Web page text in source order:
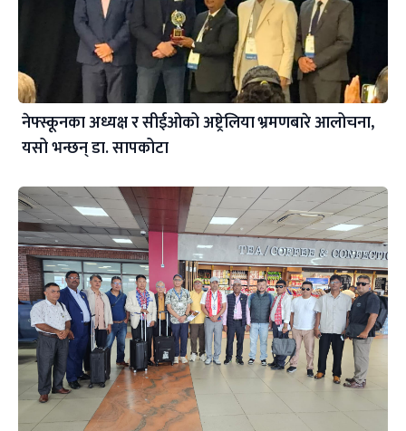
नेफ्स्कूनका अध्यक्ष र सीईओको अष्ट्रेलिया भ्रमणबारे आलोचना,
यसो भन्छन् डा‍. सापकोटा